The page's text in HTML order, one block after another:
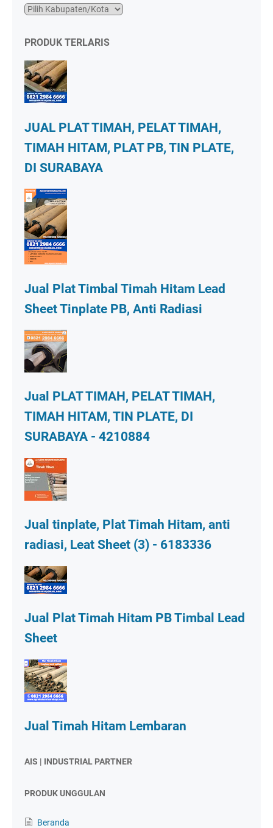
PRODUK TERLARIS
JUAL PLAT TIMAH, PELAT TIMAH,
TIMAH HITAM, PLAT PB, TIN PLATE,
DI SURABAYA
Jual Plat Timbal Timah Hitam Lead
Sheet Tinplate PB, Anti Radiasi
Jual PLAT TIMAH, PELAT TIMAH,
TIMAH HITAM, TIN PLATE, DI
SURABAYA - 4210884
Jual tinplate, Plat Timah Hitam, anti
radiasi, Leat Sheet (3) - 6183336
Jual Plat Timah Hitam PB Timbal Lead
Sheet
Jual Timah Hitam Lembaran
AIS | INDUSTRIAL PARTNER
PRODUK UNGGULAN
Beranda